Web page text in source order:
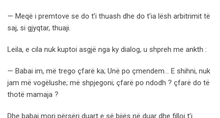
— Meqë i premtove se do t’i thuash dhe do t’ia lësh arbitrimit të
saj, si gjyqtar, thuaji.
Leila, e cila nuk kuptoi asgjë nga ky dialog, u shpreh me ankth :
— Babai im, më trego çfarë ka; Unë po çmendem… E shihni, nuk
jam më vogëlushe; më shpjegoni; çfarë po ndodh ? çfarë do të
thotë mamaja ?
Dhe babai mori përsëri duart e së bijës në duar dhe filloi t’i